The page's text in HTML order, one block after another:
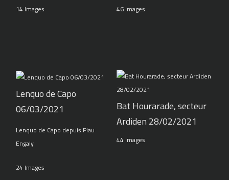
14 Images 46 Images
Lenquo de Capo
06/03/2021
Lenquo de Capo depuis Piau
Engaly
24 Images
Bat Hourarade, secteur
Ardiden 28/02/2021
44 Images